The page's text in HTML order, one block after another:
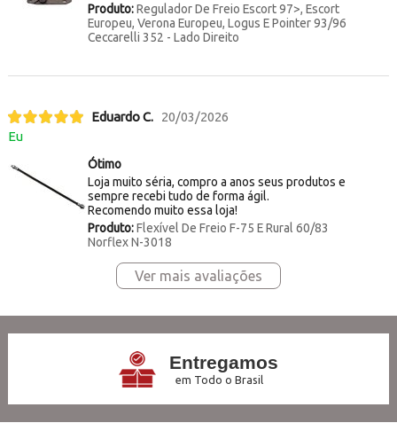
Produto:Regulador De Freio Escort 97>, Escort
Europeu, Verona Europeu, Logus E Pointer 93/96
Ceccarelli 352 - Lado Direito
Eduardo C. 20/03/2026
Eu
Ótimo
Loja muito séria, compro a anos seus produtos e
sempre recebi tudo de forma ágil.
Recomendo muito essa loja!
Produto:Flexível De Freio F-75 E Rural 60/83
Norflex N-3018
Ver mais avaliações
Entregamos
em Todo o Brasil